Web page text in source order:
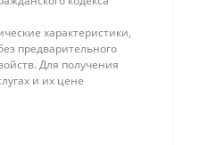
характеристики,
предварительного
Для получения
и их цене